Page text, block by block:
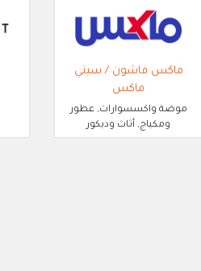
ماكس فاشون / سيتي
ماكس
موضة واكسسوارات, عطور
ومكياج, أثاث وديكور